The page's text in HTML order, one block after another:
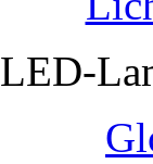
LED-